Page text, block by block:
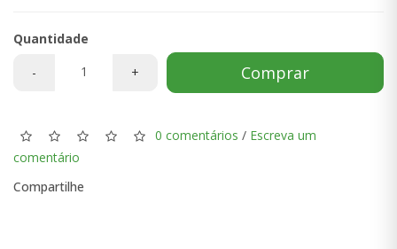
Quantidade
-
+ Comprar
0 comentários / Escreva um
comentário
Compartilhe